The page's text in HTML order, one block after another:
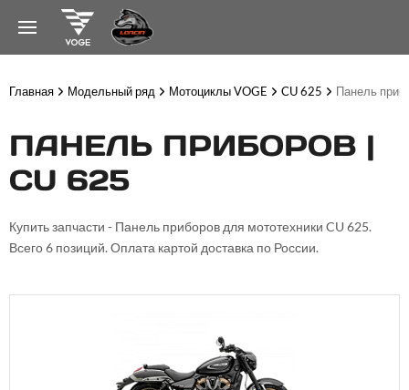
Главная Модельный ряд Мотоциклы VOGE CU 625 Панель
ПАНЕЛЬ ПРИБОРОВ |
CU 625
Купить запчасти - Панель приборов для мототехники CU 625.
Всего 6 позиций. Оплата картой доставка по России.